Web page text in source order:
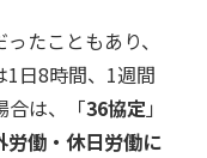
たこともあり、
1日8時間、1週間
合は、「36協定」
労働・休日労働に